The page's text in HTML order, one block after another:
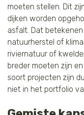
moeten stellen. Dit
dijken worden
asfalt. Dat
natuurherstel of
riviernatuur of
breder moeten zijn
soort projecten zijn
niet in het portfolio